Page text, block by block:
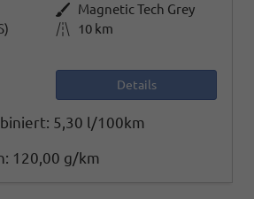
Außenfarbe Magnetic Tech Grey
Kilometerstand
10 km
Details
5,30 l/100km
120,00 g/km